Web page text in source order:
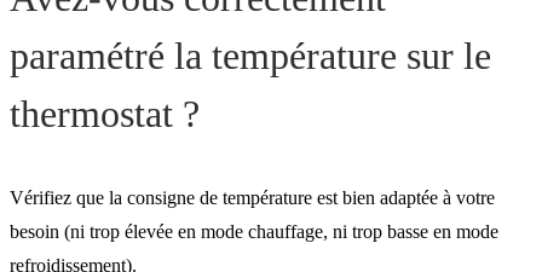
paramétré la température sur le
thermostat ?
Vérifiez que la consigne de température est bien adaptée à votre
besoin (ni trop élevée en mode chauffage, ni trop basse en mode
refroidissement).